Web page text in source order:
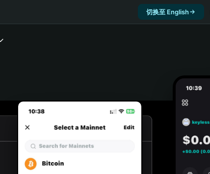
切换至 English